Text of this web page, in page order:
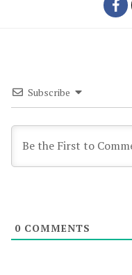
Subscribe
0 COMMENTS